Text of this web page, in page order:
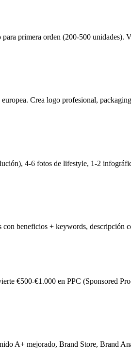
primera orden (200-500 unidades).
Crea logo profesional,
4-6 fotos de lifestyle, 1-2
beneficios + keywords, descripción
€500-€1.000 en PPC (Sponsored
A+ mejorado, Brand Store, Brand